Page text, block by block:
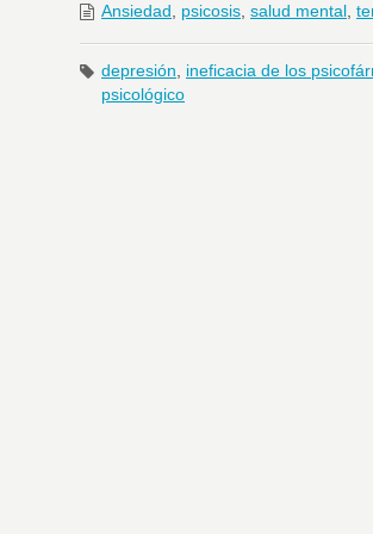
Ansiedad psicosis salud mental
depresión ineficacia de los
psicológico